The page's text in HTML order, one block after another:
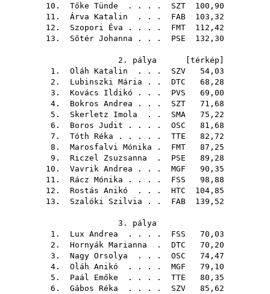
10. Tőke Tünde . . . . SZT 100,90
11. Árva Katalin . . . FAB 103,32
12. Szopori Éva . . . . FMT 112,42
13. Sőtér Johanna . . . PSE 132,30
2. pálya [ térkép
1. Oláh Katalin . . . SZV 54,03
2. Lubinszki Mária . . DTC 68,28
3. Kovács Ildikó . . . PVS 69,00
4. Bokros Andrea . . . SZT 71,68
5. Skerletz Imola . . SMA 75,22
6. Boros Judit . . . . OSC 81,68
7. Tóth Réka . . . . . TTE 82,72
8. Marosfalvi Mónika . FMT 87,25
9. Riczel Zsuzsanna . PSE 89,28
10. Vavrik Andrea . . . MGF 90,35
11. Rácz Mónika . . . . FSS 98,88
12. Rostás Anikó . . . HTC 104,85
13. Szalóki Szilvia . . FAB 139,52
3. pálya
1. Lux Andrea . . . . FSS 70,03
2. Hornyák Marianna . DTC 70,20
3. Nagy Orsolya . . . OSC 74,47
4. Oláh Anikó . . . . MGF 79,10
5. Paál Emőke . . . . TTE 80,35
6. Gábos Réka . . . . SZV 85,62